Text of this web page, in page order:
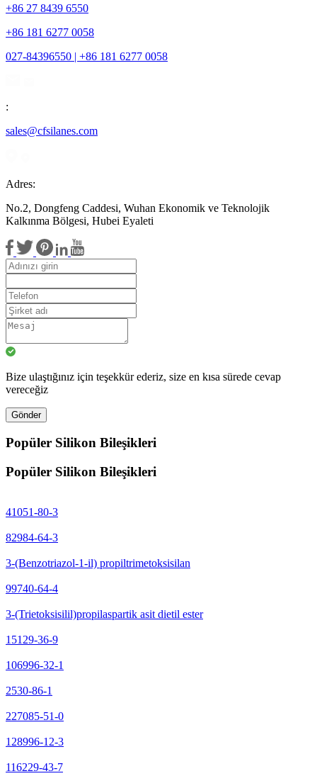
+86 27 8439 6550
+86 181 6277 0058
027-84396550 | +86 181 6277 0058
:
sales@cfsilanes.com
Adres:
No.2, Dongfeng Caddesi, Wuhan Ekonomik ve Teknolojik
Kalkınma Bölgesi, Hubei Eyaleti
Bize ulaştığınız için teşekkür ederiz, size en kısa sürede cevap
vereceğiz
Gönder
Popüler Silikon Bileşikleri
Popüler Silikon Bileşikleri
41051-80-3
82984-64-3
3-(Benzotriazol-1-il) propiltrimetoksisilan
99740-64-4
3-(Trietoksisilil)propilaspartik asit dietil ester
15129-36-9
106996-32-1
2530-86-1
227085-51-0
128996-12-3
116229-43-7